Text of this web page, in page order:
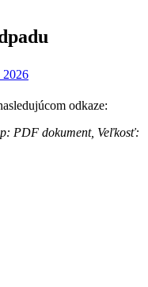
odkaze:
PDF dokument, Veľkosť: